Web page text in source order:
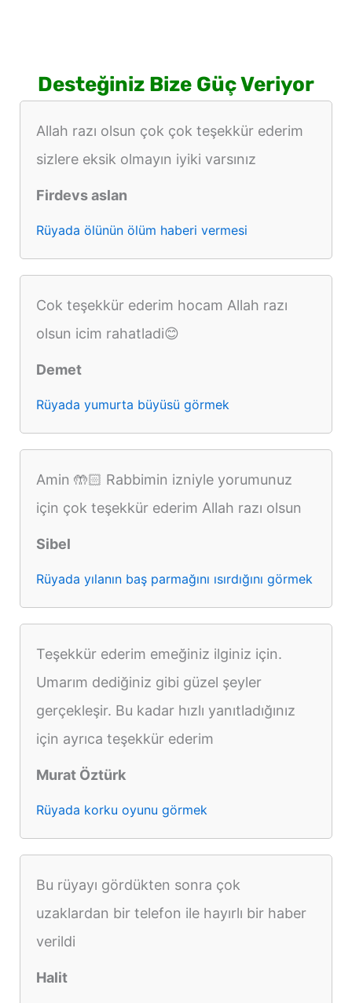
Desteğiniz Bize Güç Veriyor
Allah razı olsun çok çok teşekkür ederim
sizlere eksik olmayın iyiki varsınız
Firdevs aslan
Rüyada ölünün ölüm haberi vermesi
Cok teşekkür ederim hocam Allah razı
olsun icim rahatladi😊
Demet
Rüyada yumurta büyüsü görmek
Amin 🤲🏻 Rabbimin izniyle yorumunuz
için çok teşekkür ederim Allah razı olsun
Sibel
Rüyada yılanın baş parmağını ısırdığını görmek
Teşekkür ederim emeğiniz ilginiz için.
Umarım dediğiniz gibi güzel şeyler
gerçekleşir. Bu kadar hızlı yanıtladığınız
için ayrıca teşekkür ederim
Murat Öztürk
Rüyada korku oyunu görmek
Bu rüyayı gördükten sonra çok
uzaklardan bir telefon ile hayırlı bir haber
verildi
Halit